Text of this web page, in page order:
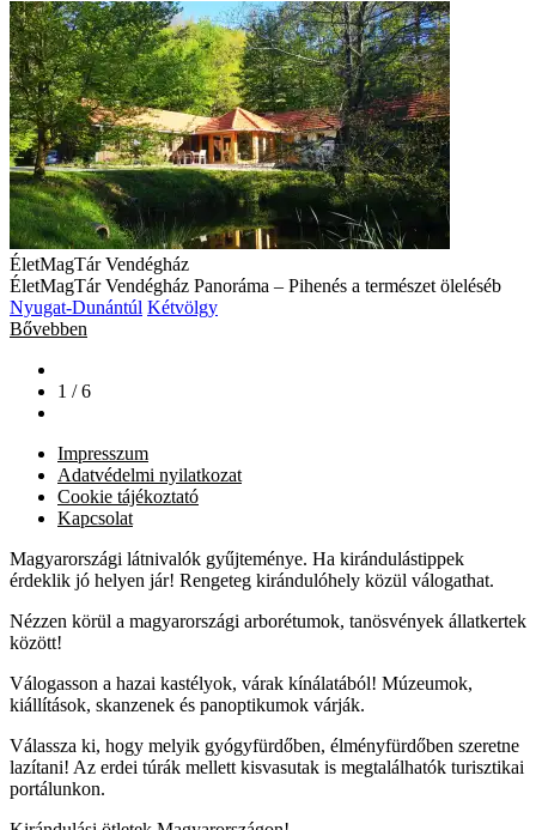
ÉletMagTár Vendégház
ÉletMagTár Vendégház Panoráma – Pihenés a természet öleléséb
Nyugat-Dunántúl Kétvölgy
Bővebben
1 / 6
Impresszum
Adatvédelmi nyilatkozat
Cookie tájékoztató
Kapcsolat
Magyarországi látnivalók gyűjteménye. Ha kirándulástippek
érdeklik jó helyen jár! Rengeteg kirándulóhely közül válogathat.
Nézzen körül a magyarországi arborétumok, tanösvények állatkertek
között!
Válogasson a hazai kastélyok, várak kínálatából! Múzeumok,
kiállítások, skanzenek és panoptikumok várják.
Válassza ki, hogy melyik gyógyfürdőben, élményfürdőben szeretne
lazítani! Az erdei túrák mellett kisvasutak is megtalálhatók turisztikai
portálunkon.